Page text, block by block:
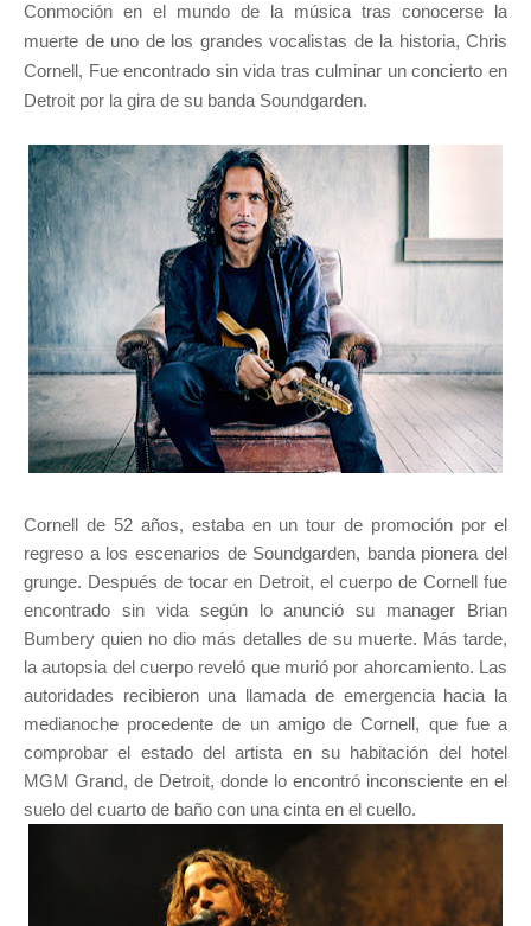
Conmoción en el mundo de la música tras conocerse la
muerte de uno de los grandes vocalistas de la historia, Chris
Cornell, Fue encontrado sin vida tras culminar un concierto en
Detroit por la gira de su banda Soundgarden.
Cornell de 52 años, estaba en un tour de promoción por el
regreso a los escenarios de Soundgarden, banda pionera del
grunge. Después de tocar en Detroit, el cuerpo de Cornell fue
encontrado sin vida según lo anunció su manager Brian
Bumbery quien no dio más detalles de su muerte. Más tarde,
la autopsia del cuerpo reveló que murió por ahorcamiento. Las
autoridades recibieron una llamada de emergencia hacia la
medianoche procedente de un amigo de Cornell, que fue a
comprobar el estado del artista en su habitación del hotel
MGM Grand, de Detroit, donde lo encontró inconsciente en el
suelo del cuarto de baño con una cinta en el cuello.